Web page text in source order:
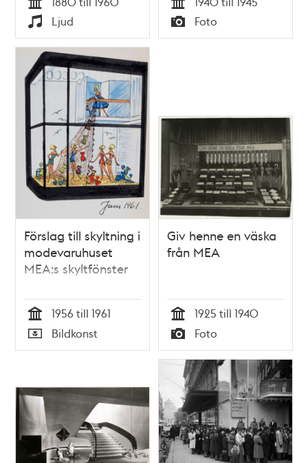
Tid
Typ
Ljud Tid
Typ
Foto
Förslag till skyltning i
modevaruhuset
MEA:s skyltfönster
Tid
1956 till 1961
Typ
Bildkonst
Giv henne en väska
från MEA
Tid
1925 till 1940
Typ
Foto